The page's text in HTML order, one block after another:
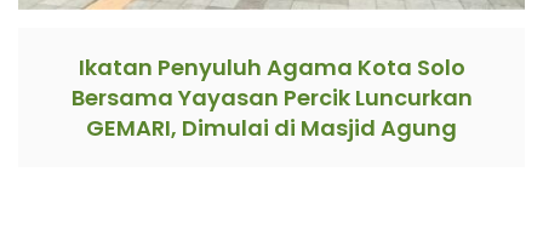
Ikatan Penyuluh Agama Kota Solo
Bersama Yayasan Percik Luncurkan
GEMARI, Dimulai di Masjid Agung